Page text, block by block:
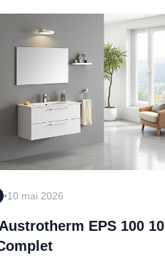
•10 mai 2026
EPS 100 10